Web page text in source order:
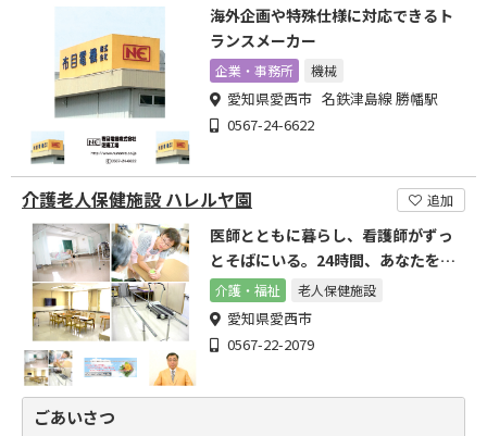
海外企画や特殊仕様に対応できるト
ランスメーカー
企業・事務所 機械
愛知県愛西市 名鉄津島線 勝幡駅
0567-24-6622
介護老人保健施設 ハレルヤ園 追加
医師とともに暮らし、看護師がずっ
とそばにいる。24時間、あなたを見
守っていてくれる安心。
介護・福祉 老人保健施設
愛知県愛西市
0567-22-2079
ごあいさつ